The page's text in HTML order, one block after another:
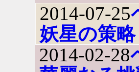
2014-07-25
妖星の策
2014-02-28